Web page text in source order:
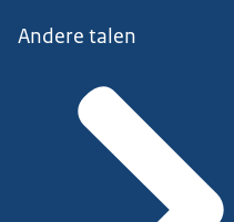
Andere talen